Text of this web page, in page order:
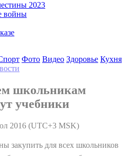
2023
войны
Фото Видео Здоровье Кухня
школьникам
учебники
2016 (UTC+3 MSK)
закупить для всех школьников